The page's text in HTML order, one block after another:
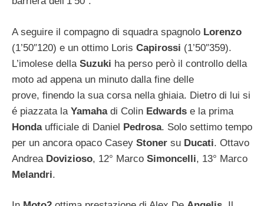
A seguire il compagno di squadra spagnolo Lorenzo
(1’50″120) e un ottimo Loris Capirossi (1’50″359).
L’imolese della Suzuki ha perso però il controllo della
moto ad appena un minuto dalla fine delle
prove, finendo la sua corsa nella ghiaia. Dietro di lui si
é piazzata la Yamahadi Colin Edwards e la prima
Hondaufficiale di Daniel Pedrosa. Solo settimo tempo
per un ancora opaco Casey Stoner su Ducati. Ottavo
Andrea Dovizioso, 12° Marco Simoncelli, 13° Marco
Melandri.